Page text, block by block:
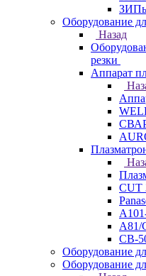
ЗИПы
Оборудование
Назад
резки
Аппарат
CUT
А81/
СВ-
Оборудование
Оборудование